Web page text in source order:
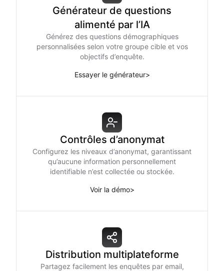
Générateur de questions
alimenté par l’IA
Générez des questions démographiques
personnalisées selon votre groupe cible et vos
objectifs d’enquête.
Essayer le générateur>
Contrôles d’anonymat
Configurez les niveaux d’anonymat, garantissant
qu’aucune information personnellement
identifiable n’est collectée ou stockée.
Voir la démo>
Distribution multiplateforme
Partagez facilement les enquêtes par email,